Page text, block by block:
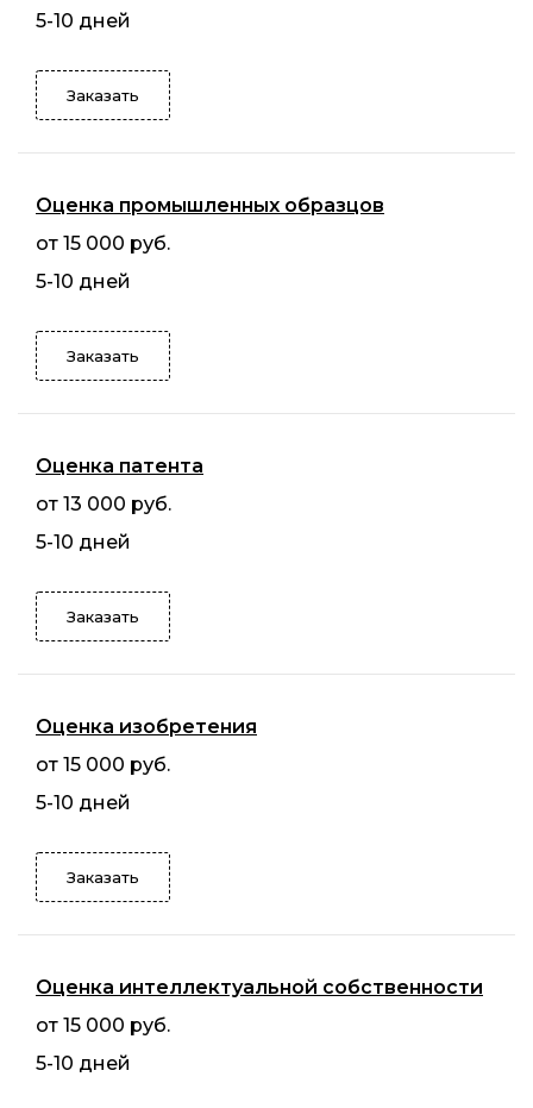
5-10 дней
Заказать
Оценка промышленных образцов
от 15 000 руб.
5-10 дней
Заказать
Оценка патента
от 13 000 руб.
5-10 дней
Заказать
Оценка изобретения
от 15 000 руб.
5-10 дней
Заказать
Оценка интеллектуальной собственности
от 15 000 руб.
5-10 дней